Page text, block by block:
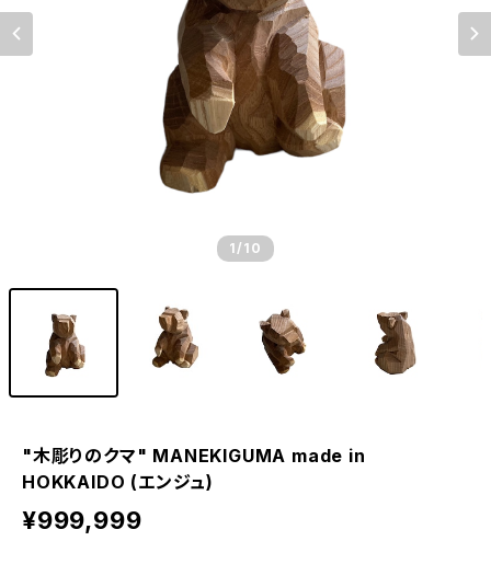
1 /10
"木彫りのクマ" MANEKIGUMA made in
HOKKAIDO (エンジュ)
¥999,999